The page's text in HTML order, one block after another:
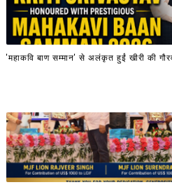
'महाकवि बाण सम्मान' से अलंकृत हुईं खीरी की